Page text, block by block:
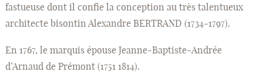
fastueuse dont il confie la conception au très talentueux
architecte bisontin Alexandre BERTRAND (1734-1797).
En 1767, le marquis épouse Jeanne-Baptiste-Andrée
d’Arnaud de Prémont (1751 1814).